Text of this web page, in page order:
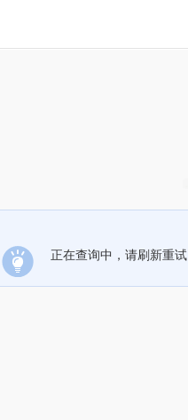
正在查询中，请刷新重试